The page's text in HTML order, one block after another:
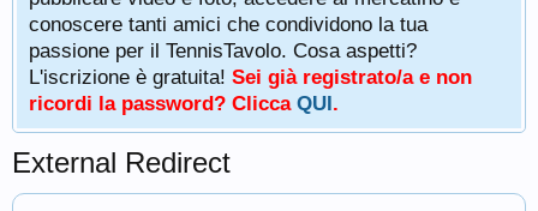
conoscere tanti amici che condividono la tua
passione per il TennisTavolo. Cosa aspetti?
L'iscrizione è gratuita! Sei già registrato/a e non
ricordi la password? Clicca QUI.
External Redirect